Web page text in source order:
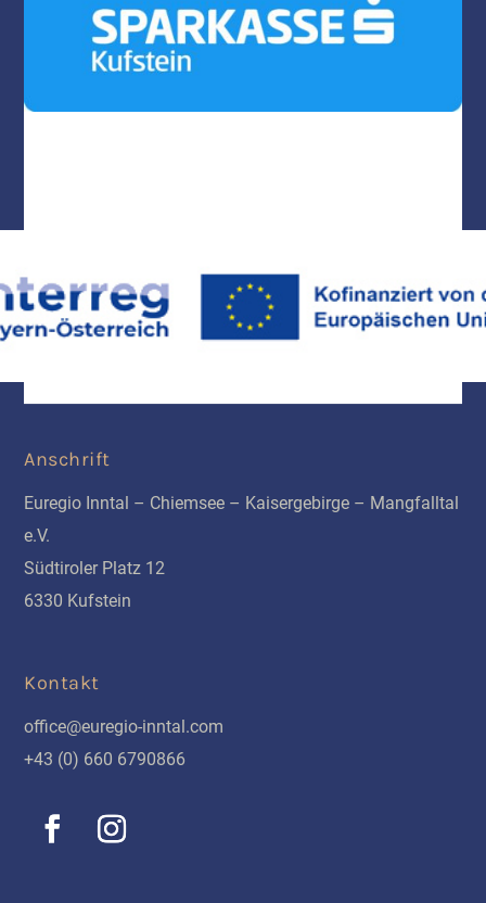
Anschrift
Euregio Inntal – Chiemsee – Kaisergebirge – Mangfalltal
e.V.
Südtiroler Platz 12
6330 Kufstein
Kontakt
office@euregio-inntal.com
+43 (0) 660 6790866